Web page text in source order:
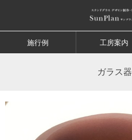
施行例 工房案内
ガラス器